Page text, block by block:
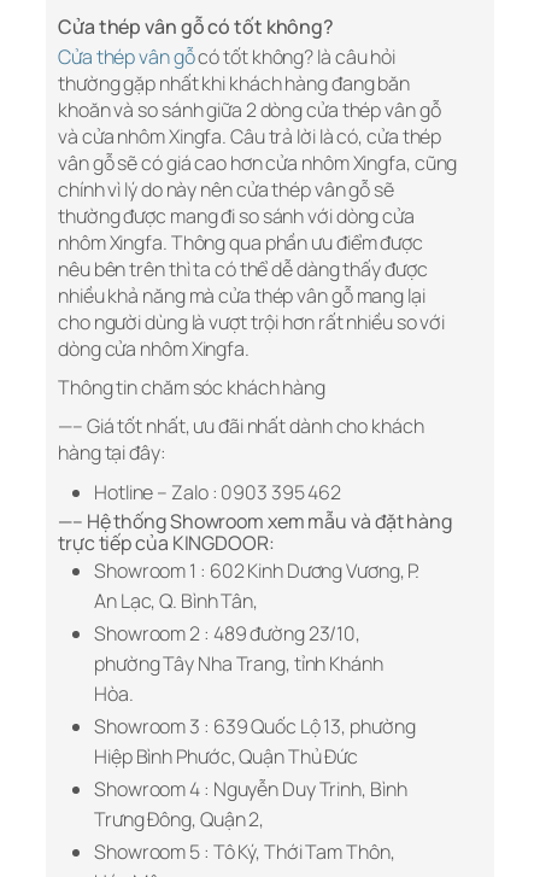
Cửa thép vân gỗ có tốt không?
Cửa thép vân gỗcó tốt không? là câu hỏi
thường gặp nhất khi khách hàng đang băn
khoăn và so sánh giữa 2 dòng cửa thép vân gỗ
và cửa nhôm Xingfa. Câu trả lời là có, cửa thép
vân gỗ sẽ có giá cao hơn cửa nhôm Xingfa, cũng
chính vì lý do này nên cửa thép vân gỗ sẽ
thường được mang đi so sánh với dòng cửa
nhôm Xingfa. Thông qua phần ưu điểm được
nêu bên trên thì ta có thể dễ dàng thấy được
nhiều khả năng mà cửa thép vân gỗ mang lại
cho người dùng là vượt trội hơn rất nhiều so với
dòng cửa nhôm Xingfa.
Thông tin chăm sóc khách hàng
—– Giá tốt nhất, ưu đãi nhất dành cho khách
hàng tại đây:
Hotline – Zalo : 0903 395 462
—– Hệ thống Showroom xem mẫu và đặt hàng
trực tiếp của KINGDOOR:
Showroom 1 : 602 Kinh Dương Vương, P.
An Lạc, Q. Bình Tân,
Showroom 2 : 489 đường 23/10,
phường Tây Nha Trang, tỉnh Khánh
Hòa.
Showroom 3 : 639 Quốc Lộ 13, phường
Hiệp Bình Phước, Quận Thủ Đức
Showroom 4 : Nguyễn Duy Trinh, Bình
Trưng Đông, Quận 2,
Showroom 5 : Tô Ký, Thới Tam Thôn,